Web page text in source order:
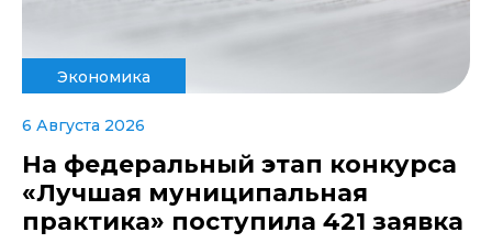
Экономика
6 Августа 2026
На федеральный этап конкурса
«Лучшая муниципальная
практика» поступила 421 заявка